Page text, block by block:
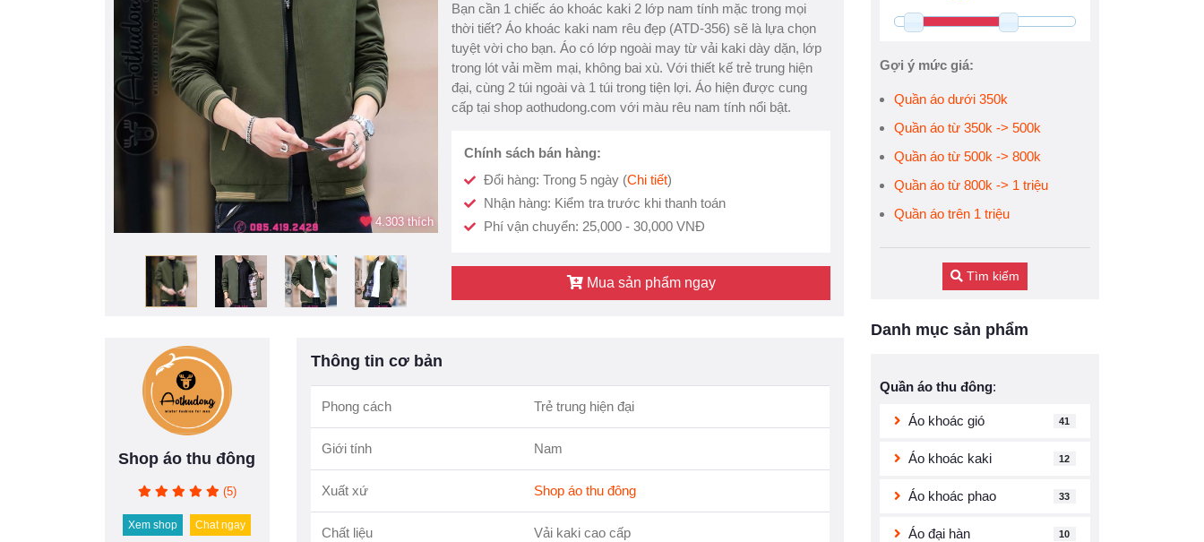
4.303 thích
Bạn cần 1 chiếc áo khoác kaki 2 lớp nam tính mặc trong mọi
thời tiết? Áo khoác kaki nam rêu đẹp (ATD-356) sẽ là lựa chọn
tuyệt vời cho bạn. Áo có lớp ngoài may từ vải kaki dày dặn, lớp
trong lót vải mềm mại, không bai xù. Với thiết kế trẻ trung hiện
đại, cùng 2 túi ngoài và 1 túi trong tiện lợi. Áo hiện được cung
cấp tại shop aothudong.com với màu rêu nam tính nổi bật.
Chính sách bán hàng:
Đổi hàng: Trong 5 ngày (Chi tiết)
Nhận hàng: Kiểm tra trước khi thanh toán
Phí vận chuyển: 25,000 - 30,000 VNĐ
Mua sản phẩm ngay
Shop áo thu đông
(5)
Xem shop Chat ngay
Thông tin cơ bản
Phong cách Trẻ trung hiện đại
Giới tính Nam
Xuất xứ Shop áo thu đông
Chất liệu Vải kaki cao cấp
Gợi ý mức giá:
Quần áo dưới 350k
Quần áo từ 350k -> 500k
Quần áo từ 500k -> 800k
Quần áo từ 800k -> 1 triệu
Quần áo trên 1 triệu
Tìm kiếm
Danh mục sản phẩm
Quần áo thu đông:
Áo khoác gió 41
Áo khoác kaki 12
Áo khoác phao 33
Áo đại hàn 10